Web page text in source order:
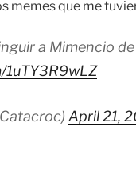
memes que me
a Mimencio
April 21,